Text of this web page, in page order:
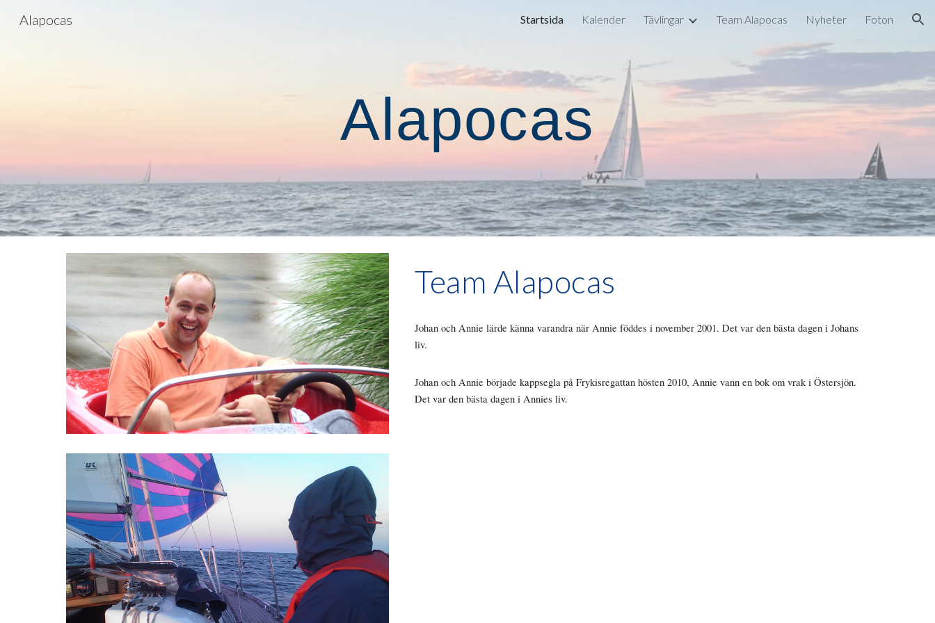
Skip to navigation
Alapocas Startsida Kalender Tävlingar Team Alapocas Nyheter Foton
Alapocas
Team Alapocas
Johan och Annie lärde känna varandra när Annie föddes i november 2001. Det var den bästa dagen i Johans
liv.
Johan och Annie började kappsegla på Frykisregattan hösten 2010, Annie vann en bok om vrak i Östersjön.
Det var den bästa dagen i Annies liv.